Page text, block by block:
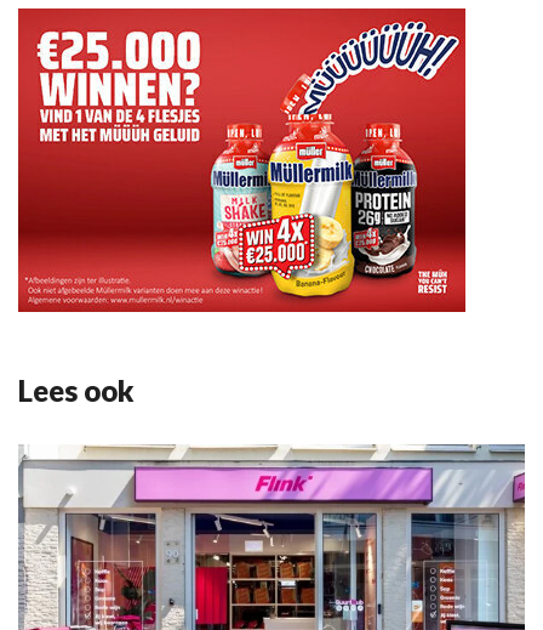
Lees ook